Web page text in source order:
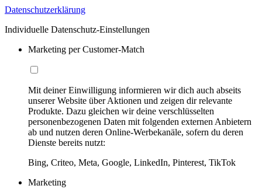
Datenschutzerklärung
Individuelle Datenschutz-Einstellungen
Marketing per Customer-Match
Mit deiner Einwilligung informieren wir dich auch abseits
unserer Website über Aktionen und zeigen dir relevante
Produkte. Dazu gleichen wir deine verschlüsselten
personenbezogenen Daten mit folgenden externen Anbietern
ab und nutzen deren Online-Werbekanäle, sofern du deren
Dienste bereits nutzt:
Bing, Criteo, Meta, Google, LinkedIn, Pinterest, TikTok
Marketing